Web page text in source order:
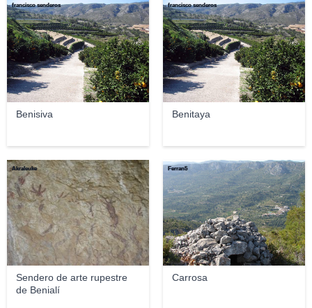
Benisiva
francisco senderos
Benitaya
francisco senderos
Sendero de arte rupestre
de Benialí
Akraleuke
Carrosa
Ferran5